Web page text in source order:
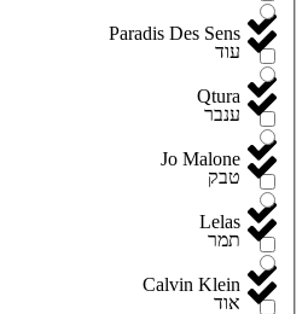
Paradis Des Sens
Qtura
Jo Malone
Lelas
Calvin Klein
עוד
ענבר
טבק
תמר
אוד